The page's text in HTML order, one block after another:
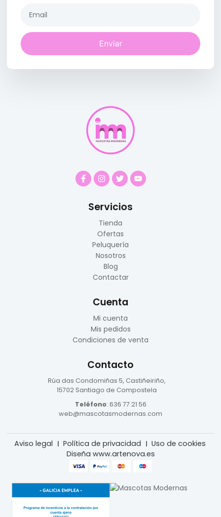
Enviar
Servicios
Tienda
Ofertas
Peluquería
Nosotros
Blog
Contactar
Cuenta
Mi cuenta
Mis pedidos
Condiciones de venta
Contacto
Rúa das Condomiñas 5, Castiñeiriño,
15702 Santiago de Compostela
Teléfono: 636 77 21 56
web@mascotasmodernas.com
Aviso legal Política de privacidad
Uso de cookies
Diseña www.artenova.es